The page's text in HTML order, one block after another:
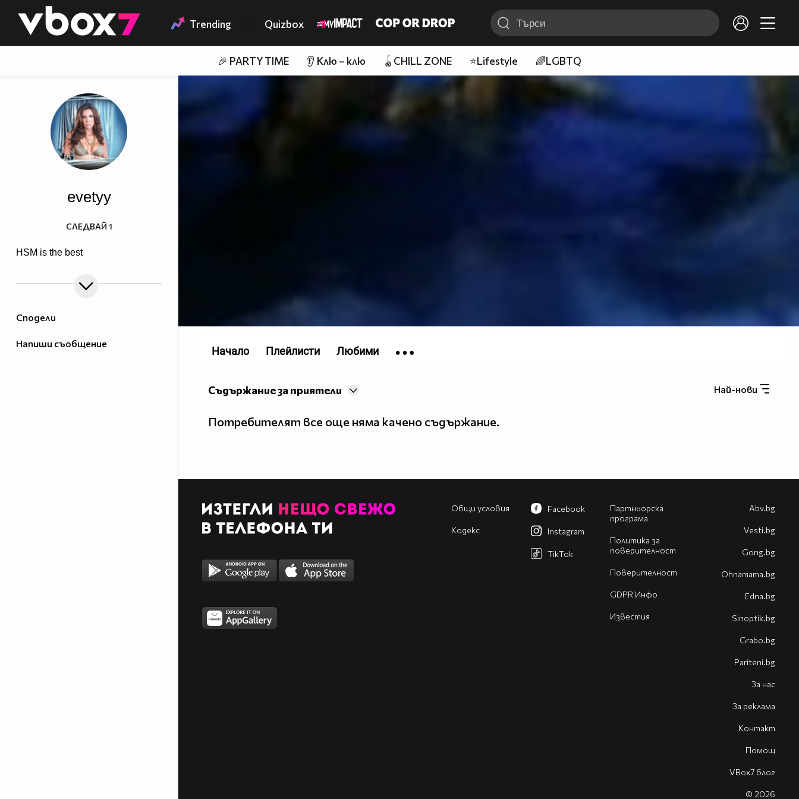
👾 Trending Quizbox
🎉 PARTY TIME 👂 Клю – клю 🪀CHILL ZONE ⭐Lifestyle 🌈LGBTQ
Сподели
Напиши съобщение
evetyy
HSM is the best
СЛЕДВАЙ 1
Най-нови
Съдържание за приятели
Потребителят все още няма качено съдържание.
Начало Плейлисти Любими
Общи условия
Кодекс
Партньорска
програма
Политика за
поверителност
Поверителност
GDPR Инфо
Известия
Facebook
Instagram
TikTok
Abv.bg
Vesti.bg
Gong.bg
Оhnamama.bg
Edna.bg
Sinoptik.bg
Grabo.bg
Pariteni.bg
За нас
За реклама
Контакт
Помощ
VBox7 блог
© 2026